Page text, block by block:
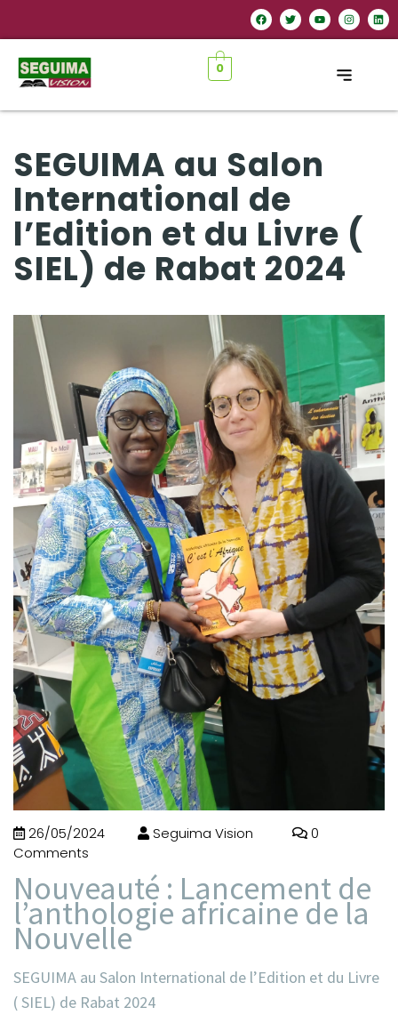
0
SEGUIMA au Salon
International de
l’Edition et du Livre (
SIEL) de Rabat 2024
26/05/2024 Seguima Vision
0
Comments
Nouveauté : Lancement de
l’anthologie africaine de la
Nouvelle
SEGUIMA au Salon International de l’Edition et du Livre
( SIEL) de Rabat 2024